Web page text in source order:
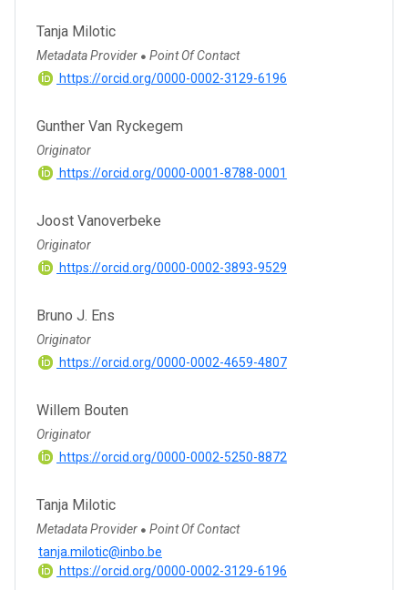
Tanja Milotic
Metadata Provider ● Point Of Contact
https://orcid.org/0000-0002-3129-6196
Gunther Van Ryckegem
Originator
https://orcid.org/0000-0001-8788-0001
Joost Vanoverbeke
Originator
https://orcid.org/0000-0002-3893-9529
Bruno J. Ens
Originator
https://orcid.org/0000-0002-4659-4807
Willem Bouten
Originator
https://orcid.org/0000-0002-5250-8872
Tanja Milotic
Metadata Provider ● Point Of Contact
tanja.milotic@inbo.be
https://orcid.org/0000-0002-3129-6196